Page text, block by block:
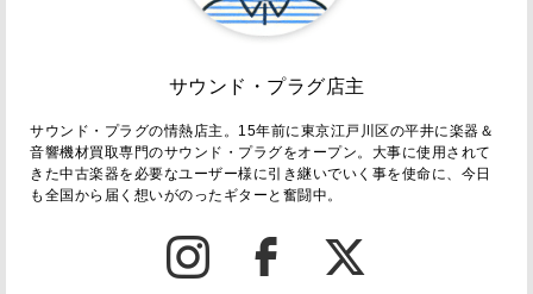
サウンド・プラグ店主
サウンド・プラグの情熱店主。15年前に東京江戸川区の平井に楽器＆
音響機材買取専門のサウンド・プラグをオープン。大事に使用されて
きた中古楽器を必要なユーザー様に引き継いでいく事を使命に、今日
も全国から届く想いがのったギターと奮闘中。